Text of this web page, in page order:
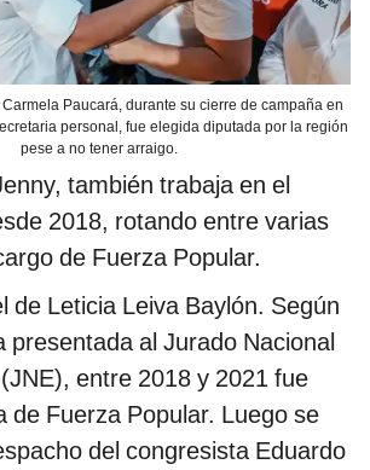
Paucará, durante su cierre de campaña en
personal, fue elegida diputada por la región
pese a no tener arraigo.
también trabaja en el
2018, rotando entre varias
de Fuerza Popular.
de Leticia Leiva Baylón. Según
presentada al Jurado Nacional
entre 2018 y 2021 fue
de Fuerza Popular. Luego se
del congresista Eduardo